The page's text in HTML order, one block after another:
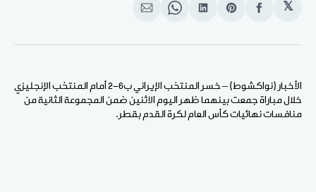
𝕏
انشر
الفيسبوك
Share
Pinterest
انشر
لينكد
Share
WhatsApp
انشر
الإيميل
الأخبار (نواكشوط) – خسر المنتخب الإيراني ب6-2 أمام المنتخب الإنجليزي
خلال مباراة جمعت بينهما ظهر اليوم الاثنين ضمن المجموعة الثانية من
منافسات نهائيات كأس العام لكرة القدم بقطر.